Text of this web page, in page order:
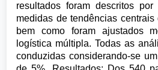
resultados foram descritos
medidas de tendências
bem como foram ajustados
logística múltipla. Todas as
conduzidas considerando-se